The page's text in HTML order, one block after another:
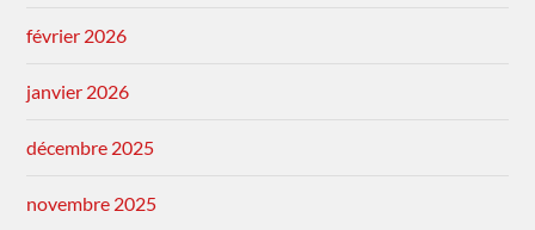
février 2026
janvier 2026
décembre 2025
novembre 2025